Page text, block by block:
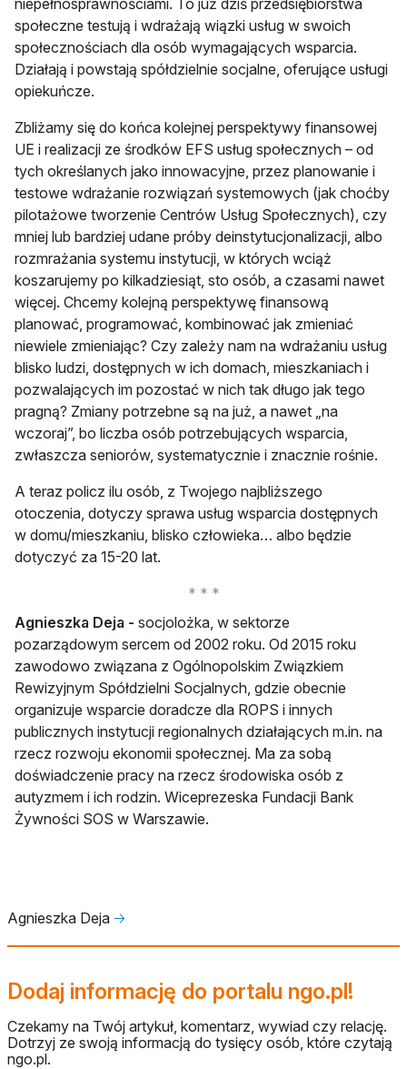
społeczne testują i wdrażają wiązki usług w swoich
społecznościach dla osób wymagających wsparcia.
Działają i powstają spółdzielnie socjalne, oferujące usługi
opiekuńcze.
Zbliżamy się do końca kolejnej perspektywy finansowej
UE i realizacji ze środków EFS usług społecznych – od
tych określanych jako innowacyjne, przez planowanie i
testowe wdrażanie rozwiązań systemowych (jak choćby
pilotażowe tworzenie Centrów Usług Społecznych), czy
mniej lub bardziej udane próby deinstytucjonalizacji, albo
rozmrażania systemu instytucji, w których wciąż
koszarujemy po kilkadziesiąt, sto osób, a czasami nawet
więcej. Chcemy kolejną perspektywę finansową
planować, programować, kombinować jak zmieniać
niewiele zmieniając? Czy zależy nam na wdrażaniu usług
blisko ludzi, dostępnych w ich domach, mieszkaniach i
pozwalających im pozostać w nich tak długo jak tego
pragną? Zmiany potrzebne są na już, a nawet „na
wczoraj”, bo liczba osób potrzebujących wsparcia,
zwłaszcza seniorów, systematycznie i znacznie rośnie.
A teraz policz ilu osób, z Twojego najbliższego
otoczenia, dotyczy sprawa usług wsparcia dostępnych
w domu/mieszkaniu, blisko człowieka… albo będzie
dotyczyć za 15-20 lat.
Agnieszka Deja - socjolożka, w sektorze
pozarządowym sercem od 2002 roku. Od 2015 roku
zawodowo związana z Ogólnopolskim Związkiem
Rewizyjnym Spółdzielni Socjalnych, gdzie obecnie
organizuje wsparcie doradcze dla ROPS i innych
publicznych instytucji regionalnych działających m.in. na
rzecz rozwoju ekonomii społecznej. Ma za sobą
doświadczenie pracy na rzecz środowiska osób z
autyzmem i ich rodzin. Wiceprezeska Fundacji Bank
Żywności SOS w Warszawie.
Agnieszka Deja 🡢
Dodaj informację do portalu ngo.pl!
Czekamy na Twój artykuł, komentarz, wywiad czy relację.
Dotrzyj ze swoją informacją do tysięcy osób, które czytają
ngo.pl.